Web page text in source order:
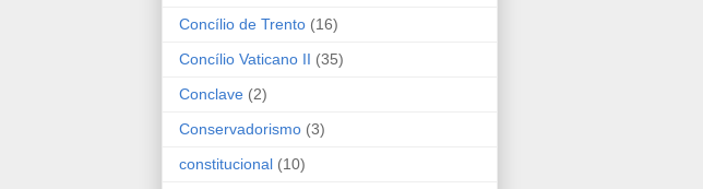
Concílio de Trento (16)
Concílio Vaticano II (35)
Conclave (2)
Conservadorismo (3)
constitucional (10)